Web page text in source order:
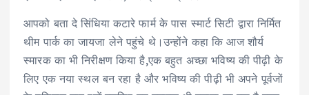
आपको बता दे सिंधिया कटारे फार्म के पास स्मार्ट सिटी द्वारा निर्मित
थीम पार्क का जायजा लेने पहुंचे थे।उन्होंने कहा कि आज शौर्य
स्मारक का भी निरीक्षण किया है,एक बहुत अच्छा भविष्य की पीढ़ी के
लिए एक नया स्थल बन रहा है और भविष्य की पीढ़ी भी अपने पूर्वजों